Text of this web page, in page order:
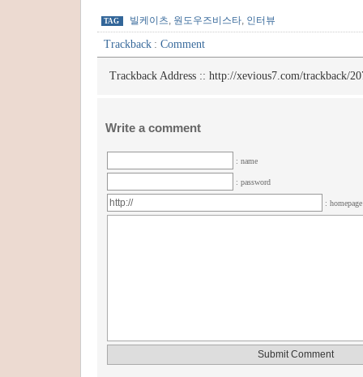
TAG 빌케이츠, 원도우즈비스타, 인터뷰
Trackback : Comment
Trackback Address :: http://xevious7.com/trackback/
Write a comment
: name
: password
: